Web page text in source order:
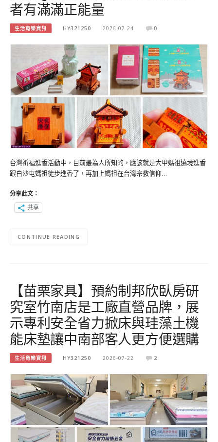
者有滿滿正能量
生活育樂資訊 HY321250 2026-07-24 0
台灣祈福進香活動中，目前最為人所知的，應該就是大甲媽祖遶境進香
跟白沙屯媽祖徒步進香了，再加上媽祖在台灣宗教信仰…
分享此文：
共享
CONTINUE READING
【苗栗家具】預約制邦欣臥房研
究室竹南店是工廠直營品牌，展
示專利安全省力掀床與珪藻土機
能床墊讓中南部客人更方便選購
生活育樂資訊 HY321250 2026-07-22 2